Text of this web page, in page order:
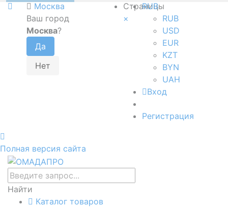
Москва
Ваш город
Москва?
Страницы
×
RUB
RUB
USD
EUR
KZT
BYN
UAH
Вход
Регистрация
Полная версия сайта
Найти
Каталог товаров